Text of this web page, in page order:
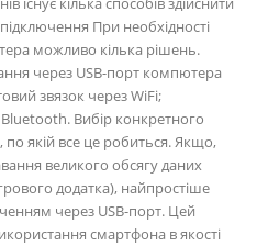
При необхідності
можливо кілька рішень.
через USB-порт компютера
звязок через WiFi;
Вибір конкретного
по якій все це робиться. Якщо,
великого обсягу даних
додатка), найпростіше
через USB-порт. Цей
смартфона в якості